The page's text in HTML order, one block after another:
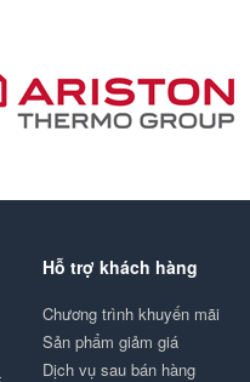
Hỗ trợ khách hàng
Chương trình khuyến mãi
Sản phẩm giảm giá
Dịch vụ sau bán hàng